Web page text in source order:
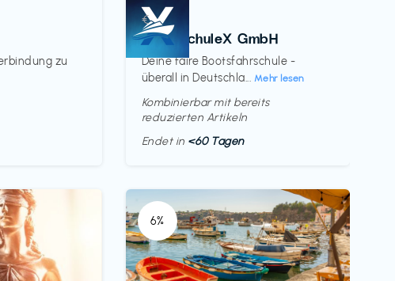
zu
Kurse
BootsschuleX GmbH
Deine faire Bootsfahrschule -
überall in Deutschla... Mehr lesen
€‎
Kombinierbar mit bereits
reduzierten Artikeln
Endet in <60 Tagen
6%